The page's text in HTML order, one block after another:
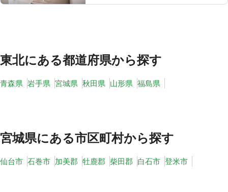
東北にある都道府県から探す
青森県 岩手県 宮城県 秋田県 山形県 福島県
宮城県にある市区町村から探す
仙台市 石巻市 加美郡 牡鹿郡 柴田郡 白石市 登米市